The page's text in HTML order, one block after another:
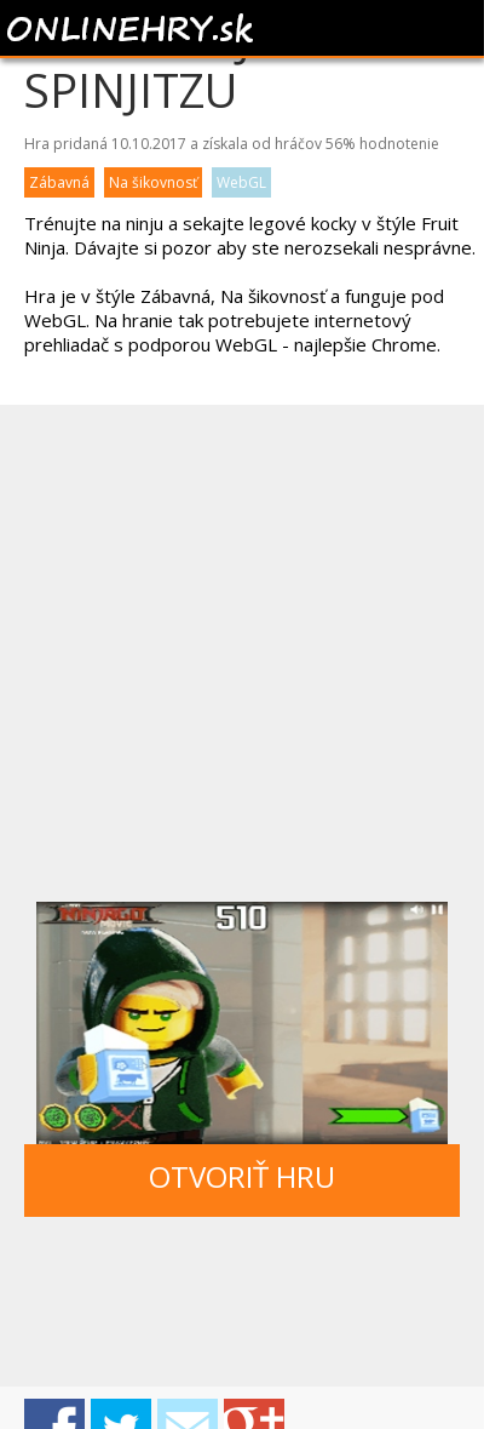
LEGO NINJAGO
SPINJITZU
Hra pridaná 10.10.2017 a získala od hráčov56% hodnotenie
Zábavná
Na šikovnosť WebGL
Trénujte na ninju a sekajte legové kocky v štýle Fruit
Ninja. Dávajte si pozor aby ste nerozsekali nesprávne.
Hra je v štýle Zábavná, Na šikovnosť a funguje pod
WebGL. Na hranie tak potrebujete internetový
prehliadač s podporou WebGL - najlepšie Chrome.
OTVORIŤ HRU